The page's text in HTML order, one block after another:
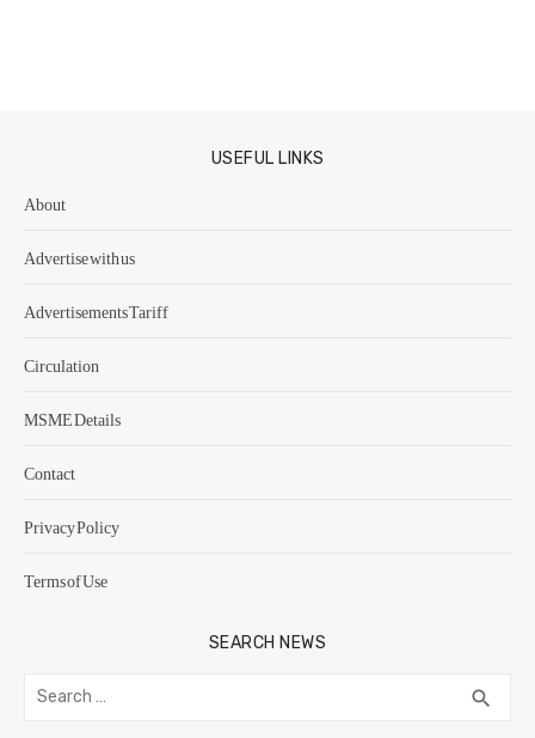
USEFUL LINKS
About
Advertise with us
Advertisements Tariff
Circulation
MSME Details
Contact
Privacy Policy
Terms of Use
SEARCH NEWS
Search
for: search